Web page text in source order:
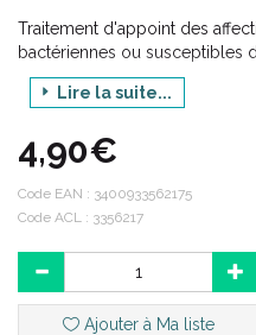
Traitement d'appoint des
bactériennes ou susceptibles
Remarque : Les agents à
stérilisants. Ils réduisent
organismes
Lire la suite...
4,90€
Code EAN : 3400933562175
Code ACL : 3356217
Ajouter à Ma liste